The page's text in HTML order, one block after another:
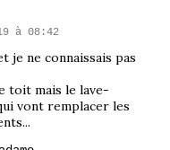
à 08:42
je ne connaissais pas
toit mais le lave-
vont remplacer les